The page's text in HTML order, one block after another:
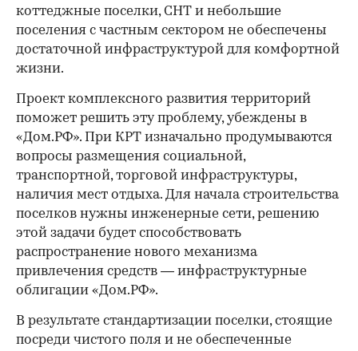
коттеджные поселки, СНТ и небольшие
поселения с частным сектором не обеспечены
достаточной инфраструктурой для комфортной
жизни.
Проект комплексного развития территорий
поможет решить эту проблему, убеждены в
«Дом.РФ». При КРТ изначально продумываются
вопросы размещения социальной,
транспортной, торговой инфраструктуры,
наличия мест отдыха. Для начала строительства
поселков нужны инженерные сети, решению
этой задачи будет способствовать
распространение нового механизма
привлечения средств — инфраструктурные
облигации «Дом.РФ».
В результате стандартизации поселки, стоящие
посреди чистого поля и не обеспеченные